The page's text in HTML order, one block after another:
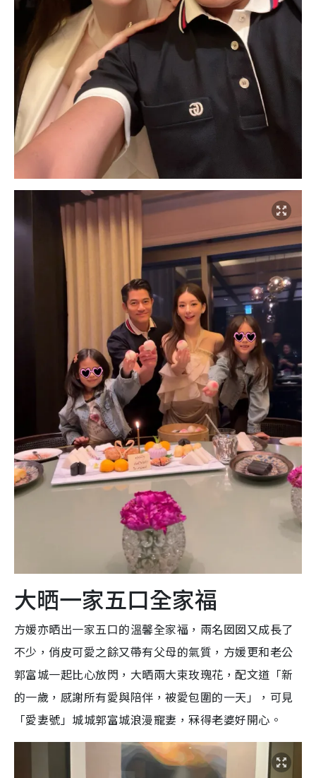
大晒一家五口全家福
方媛亦晒出一家五口的溫馨全家福，兩名囡囡又成長了
不少，俏皮可愛之餘又帶有父母的氣質，方媛更和老公
郭富城一起比心放閃，大晒兩大束玫瑰花，配文道「新
的一歲，感謝所有愛與陪伴，被愛包圍的一天」，可見
「愛妻號」城城郭富城浪漫寵妻，冧得老婆好開心。